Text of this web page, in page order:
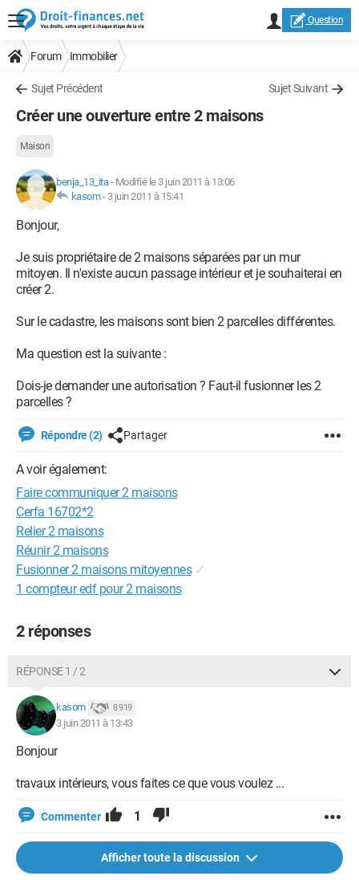
Question
Forum Immobilier
Sujet Précédent Sujet Suivant
Créer une ouverture entre 2 maisons
Maison
benja_13_ita- Modifié le 3 juin 2011 à 13:06
kasom- 3 juin 2011 à 15:41
Bonjour,
Je suis propriétaire de 2 maisons séparées par un mur
mitoyen. Il n'existe aucun passage intérieur et je souhaiterai en
créer 2.
Sur le cadastre, les maisons sont bien 2 parcelles différentes.
Ma question est la suivante :
Dois-je demander une autorisation ? Faut-il fusionner les 2
parcelles ?
Répondre (2) Partager
A voir également:
Faire communiquer 2 maisons
Cerfa 16702*2
Relier 2 maisons
Réunir 2 maisons
Fusionner 2 maisons mitoyennes ✓
1 compteur edf pour 2 maisons
2 réponses
RÉPONSE 1 / 2
kasom 8 919
3 juin 2011 à 13:43
Bonjour
travaux intérieurs, vous faites ce que vous voulez ...
Commenter 1
Afficher toute la discussion